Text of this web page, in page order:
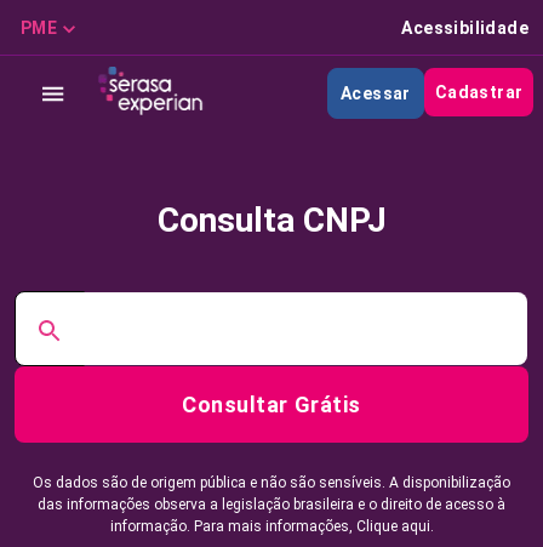
PME Acessibilidade
Acessar Cadastrar
Consulta CNPJ
Consultar Grátis
Os dados são de origem pública e não são sensíveis. A disponibilização
das informações observa a legislação brasileira e o direito de acesso à
informação. Para mais informações, Clique aqui.